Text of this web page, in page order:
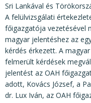
Sri Lankával és
A felülvizsgálati
főigazgatója vezetésével
magyar jelentéshez az
kérdés érkezett. A
felmerült kérdések
jelentést az OAH
adott, Kovács József, a
dr. Lux Iván, az OAH